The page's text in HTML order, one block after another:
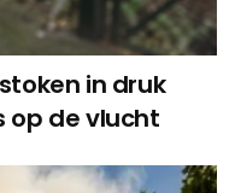
in druk
op de vlucht